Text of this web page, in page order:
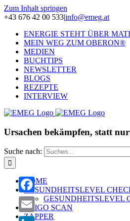
Zum Inhalt springen
+43 676 42 00 533|info@emeg.at
ENERGIE STEHT ÜBER
MEIN WEG ZUM OBERON®
MEDIEN
BUCHTIPS
NEWSLETTER
BLOGS
REZEPTE
INTERVIEW
Ursachen bekämpfen, statt
Suche nach:
HOME
GESUNDHEITSLEVEL
GESUNDHEITSLEVEL
OLIGO SCAN
ZAPPER
Facebook